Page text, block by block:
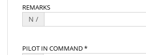
REMARKS
N /
PILOT IN COMMAND *